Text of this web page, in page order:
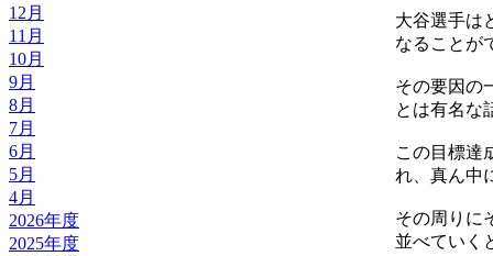
12月
11月
10月
9月
8月
7月
6月
5月
4月
2026年度
2025年度
大谷選手は
なることが
その要因の
とは有名な
この目標達
れ、真ん中
その周りに
並べていく